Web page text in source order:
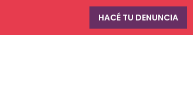
HACÉ TU DENUNCIA